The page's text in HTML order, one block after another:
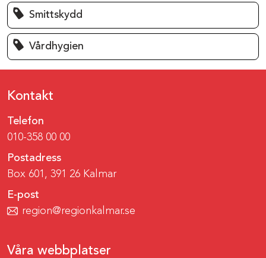
Smittskydd
Vårdhygien
Kontakt
Telefon
010-358 00 00
Postadress
Box 601, 391 26 Kalmar
E-post
region@regionkalmar.se
Våra webbplatser